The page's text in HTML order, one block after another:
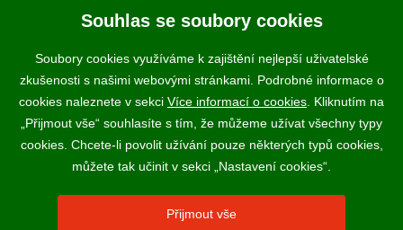
Naše vína offline
Vinotéka Rakvice
>
Vinotéky a degustační centra
>
Podle zákona o evidenci tržeb je prodávající povinen vystavit
kupujícímu účtenku. Zároveň je povinen zaevidovat přijatou tržbu u
správce daně online; v případě technického výpadku pak nejpozději do
Vína a sekty prodáváme výhradně osobám starším 18-ti let.
Souhlas se soubory cookies
Soubory cookies využíváme k zajištění nejlepší uživatelské
zkušenosti s našimi webovými stránkami. Podrobné informace o
cookies naleznete v sekci Více informací o cookies . Kliknutím na
„Přijmout vše“ souhlasíte s tím, že můžeme užívat všechny typy
cookies. Chcete-li povolit užívání pouze některých typů cookies,
můžete tak učinit v sekci „Nastavení cookies“.
Přijmout vše